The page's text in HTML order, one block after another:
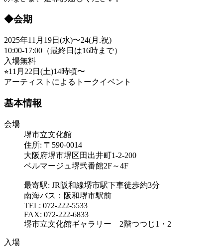
◆会期
2025年11月19日(水)〜24(月.祝)
10:00-17:00（最終日は16時まで）
入場無料
⭐︎11月22日(土)14時頃〜
アーティストによるトークイベント
基本情報
会場
堺市立文化館
住所: 〒590-0014
大阪府堺市堺区田出井町1-2-200
ベルマージュ堺弐番館2F～4F
最寄駅: JR阪和線堺市駅下車徒歩約3分
南海バス：阪和堺市駅前
TEL: 072-222-5533
FAX: 072-222-6833
堺市立文化館ギャラリー 2階つつじ1・2
入場